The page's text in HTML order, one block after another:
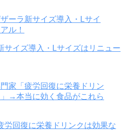
サイズ導入・Lサイズはリニュー
労回復に栄養ドリンクは効果な